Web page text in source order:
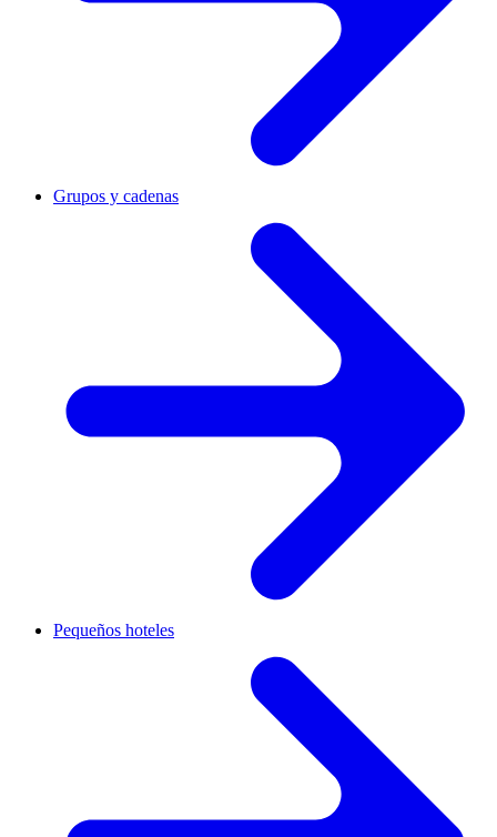
Grupos y cadenas
Pequeños hoteles